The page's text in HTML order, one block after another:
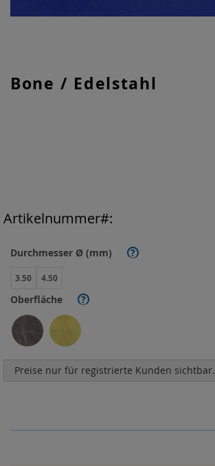
Bone / Edelstahl
Durchmesser Ø (mm) ?
3.50 4.50
Oberfläche ?
Preise nur für registrierte Kunden sichtbar.
Artikelnummer
Anfang